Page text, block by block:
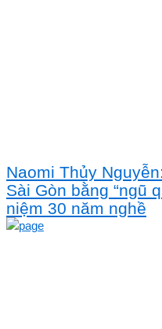
Naomi Thủy
Sài Gòn bằng “ngũ
niệm 30 năm nghề